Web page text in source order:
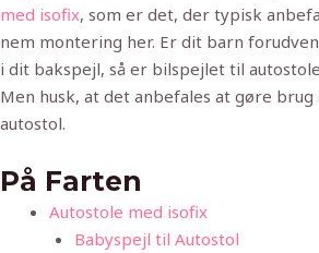
med isofix, som er det, der typisk
nem montering her. Er dit barn
i dit bakspejl, så er bilspejlet til
Men husk, at det anbefales at gøre
autostol.
På Farten
Autostole med isofix
Babyspejl til Autostol